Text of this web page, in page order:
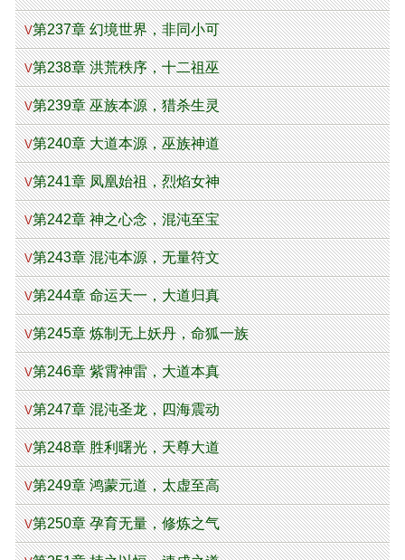
V第237章 幻境世界，非同小可
V第238章 洪荒秩序，十二祖巫
V第239章 巫族本源，猎杀生灵
V第240章 大道本源，巫族神道
V第241章 凤凰始祖，烈焰女神
V第242章 神之心念，混沌至宝
V第243章 混沌本源，无量符文
V第244章 命运天一，大道归真
V第245章 炼制无上妖丹，命狐一族
V第246章 紫霄神雷，大道本真
V第247章 混沌圣龙，四海震动
V第248章 胜利曙光，天尊大道
V第249章 鸿蒙元道，太虚至高
V第250章 孕育无量，修炼之气